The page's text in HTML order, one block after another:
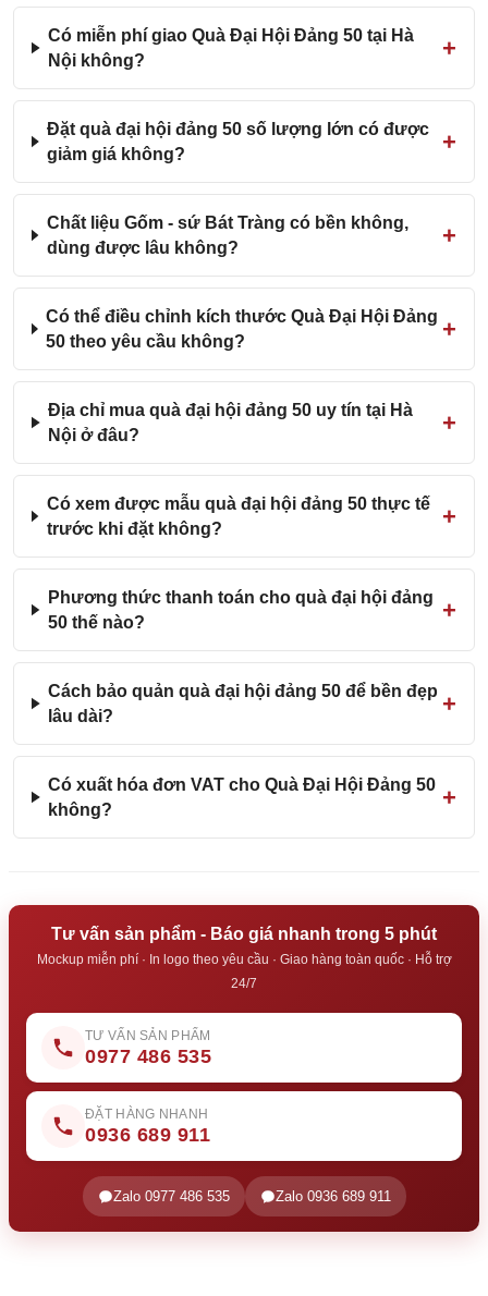
Có miễn phí giao Quà Đại Hội Đảng 50 tại Hà
Nội không?
Đặt quà đại hội đảng 50 số lượng lớn có được
giảm giá không?
Chất liệu Gốm - sứ Bát Tràng có bền không,
dùng được lâu không?
Có thể điều chỉnh kích thước Quà Đại Hội Đảng
50 theo yêu cầu không?
Địa chỉ mua quà đại hội đảng 50 uy tín tại Hà
Nội ở đâu?
Có xem được mẫu quà đại hội đảng 50 thực tế
trước khi đặt không?
Phương thức thanh toán cho quà đại hội đảng
50 thế nào?
Cách bảo quản quà đại hội đảng 50 để bền đẹp
lâu dài?
Có xuất hóa đơn VAT cho Quà Đại Hội Đảng 50
không?
Tư vấn sản phẩm - Báo giá nhanh trong 5 phút
Mockup miễn phí · In logo theo yêu cầu · Giao hàng toàn quốc · Hỗ trợ
24/7
TƯ VẤN SẢN PHẨM
0977 486 535
ĐẶT HÀNG NHANH
0936 689 911
Zalo 0977 486 535 Zalo 0936 689 911